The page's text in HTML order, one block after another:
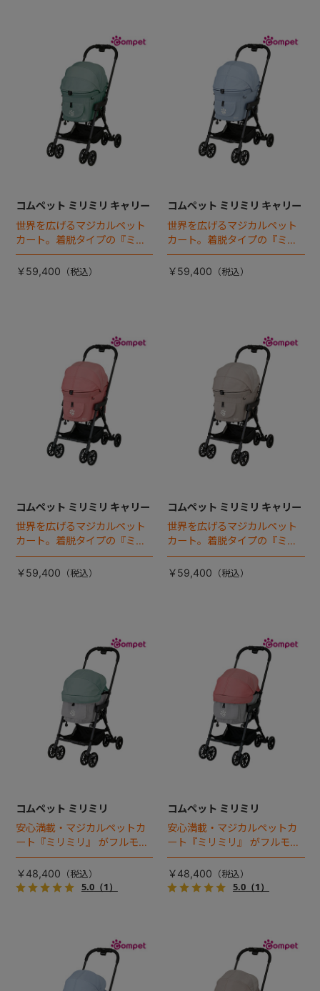
コムペット ミリミリ キャリー
世界を広げるマジカルペット
カート。着脱タイプの『ミリ
ミリEG』 がフルモデルチェン
ジ 。新機能「マジカルフォー
￥59,400
コムペット ミリミリ キャリー
世界を広げるマジカルペット
カート。着脱タイプの『ミリ
ミリEG』 がフルモデルチェン
ジ 。新機能「マジカルフォー
￥59,400
コムペット ミリミリ キャリー
世界を広げるマジカルペット
カート。着脱タイプの『ミリ
ミリEG』 がフルモデルチェン
ジ 。新機能「マジカルフォー
￥59,400
コムペット ミリミリ キャリー
世界を広げるマジカルペット
カート。着脱タイプの『ミリ
ミリEG』 がフルモデルチェン
ジ 。新機能「マジカルフォー
￥59,400
コムペット ミリミリ
安心満載・マジカルペットカ
ート『ミリミリ』 がフルモデ
ルチェンジ。 新機能「マジカ
ルフォールディング」搭載
￥48,400
5.0（1）
コムペット ミリミリ
安心満載・マジカルペットカ
ート『ミリミリ』 がフルモデ
ルチェンジ。 新機能「マジカ
ルフォールディング」搭載
￥48,400
5.0（1）